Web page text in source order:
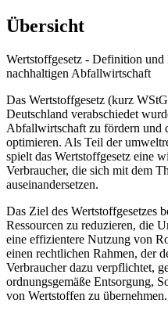
Übersicht
Wertstoffgesetz - Definition
nachhaltigen Abfallwirtschaft
Das Wertstoffgesetz (kurz
Deutschland verabschiedet
Abfallwirtschaft zu fördern und
optimieren. Als Teil der
spielt das Wertstoffgesetz eine
Verbraucher, die sich mit dem
auseinandersetzen.
Das Ziel des Wertstoffgesetzes
Ressourcen zu reduzieren, die
eine effizientere Nutzung von
einen rechtlichen Rahmen, der
Verbraucher dazu verpflichtet,
ordnungsgemäße Entsorgung,
von Wertstoffen zu übernehmen.